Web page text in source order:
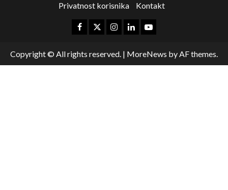
Privatnost korisnika
Kontakt
Copyright © All rights reserved. | MoreNews by AF themes.